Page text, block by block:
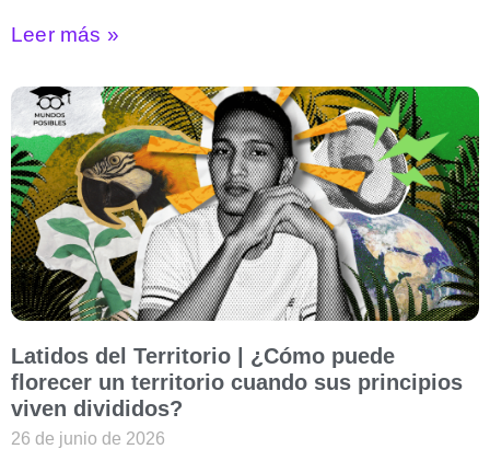
Leer más »
Latidos del Territorio | ¿Cómo puede
florecer un territorio cuando sus principios
viven divididos?
26 de junio de 2026